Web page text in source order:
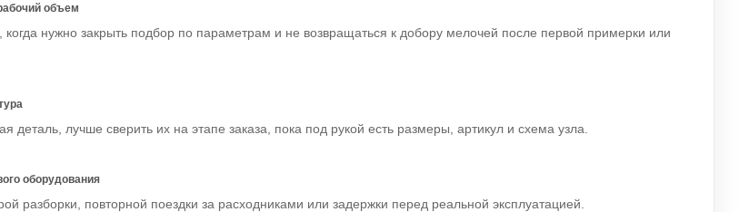
объем
нужно закрыть подбор по параметрам и не возвращаться к добору мелочей после первой примерки или
деталь, лучше сверить их на этапе заказа, пока под рукой есть размеры, артикул и схема узла.
оборудования
разборки, повторной поездки за расходниками или задержки перед реальной эксплуатацией.